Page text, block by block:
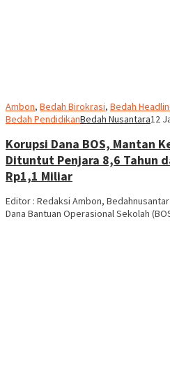
Ambon, Bedah Birokrasi, Bedah
Bedah PendidikanBedah Nusantara12
Korupsi Dana BOS, Mantan
Dituntut Penjara 8,6 Tahun
Rp1,1 Miliar
Editor : Redaksi Ambon,
Dana Bantuan Operasional Sekolah